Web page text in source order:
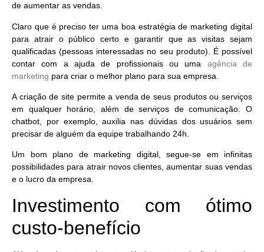
de aumentar as vendas.
Claro que é preciso ter uma boa estratégia de marketing digital
para atrair o público certo e garantir que as visitas sejam
qualificadas (pessoas interessadas no seu produto). É possível
contar com a ajuda de profissionais ou uma agência de
marketing para criar o melhor plano para sua empresa.
A criação de site permite a venda de seus produtos ou serviços
em qualquer horário, além de serviços de comunicação. O
chatbot, por exemplo, auxilia nas dúvidas dos usuários sem
precisar de alguém da equipe trabalhando 24h.
Um bom plano de marketing digital, segue-se em infinitas
possibilidades para atrair novos clientes, aumentar suas vendas
e o lucro da empresa.
Investimento com ótimo
custo-benefício